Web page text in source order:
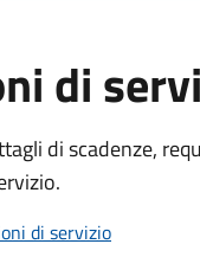
di
di scadenze,
di servizio